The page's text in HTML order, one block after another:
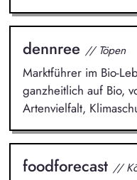
dennree // Töpen
Marktführer im Bio-
ganzheitlich auf Bio,
Artenvielfalt,
foodforecast //